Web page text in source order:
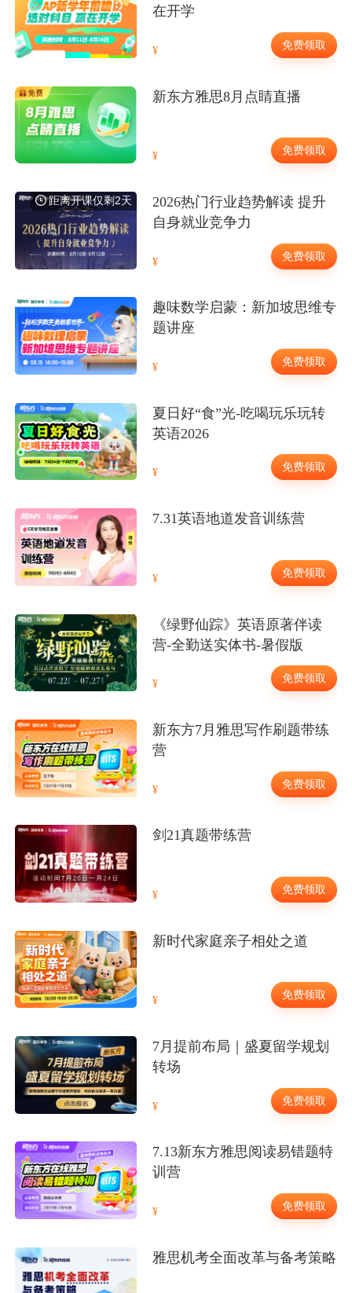
在开学
免费领取
新东方雅思8月点睛直播
免费领取
距离开课仅剩2天
2026热门行业趋势解读 提升
自身就业竞争力
免费领取
趣味数学启蒙：新加坡思维专
题讲座
免费领取
夏日好“食”光-吃喝玩乐玩转
英语2026
免费领取
7.31英语地道发音训练营
免费领取
《绿野仙踪》英语原著伴读
营-全勤送实体书-暑假版
免费领取
新东方7月雅思写作刷题带练
营
免费领取
剑21真题带练营
免费领取
新时代家庭亲子相处之道
免费领取
7月提前布局｜盛夏留学规划
转场
免费领取
7.13新东方雅思阅读易错题特
训营
免费领取
雅思机考全面改革与备考策略